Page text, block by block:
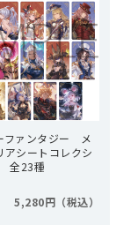
ファンタジー メ
アシートコレクシ
全23種
5,280円